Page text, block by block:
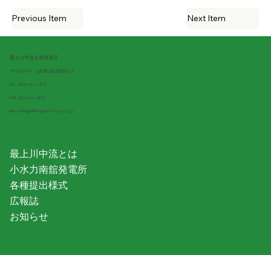
Previous Item Next Item
最上川中流土地改良区
〒990-2476 山形県山形市飯沢62-2
TEL: 023-645-1210
FAX: 023-645-2613
Mail:yamagata@mogami-churyu.or.jp
最上川中流とは
小水力南舘発電所
各種提出様式
広報誌
お知らせ